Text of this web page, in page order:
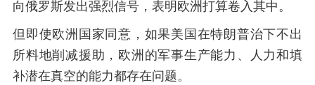
向俄罗斯发出强烈信号，表明欧洲打算卷入其中。
但即使欧洲国家同意，如果美国在特朗普治下不出
所料地削减援助，欧洲的军事生产能力、人力和填
补潜在真空的能力都存在问题。